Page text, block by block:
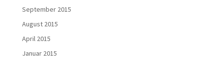
September 2015
August 2015
April 2015
Januar 2015